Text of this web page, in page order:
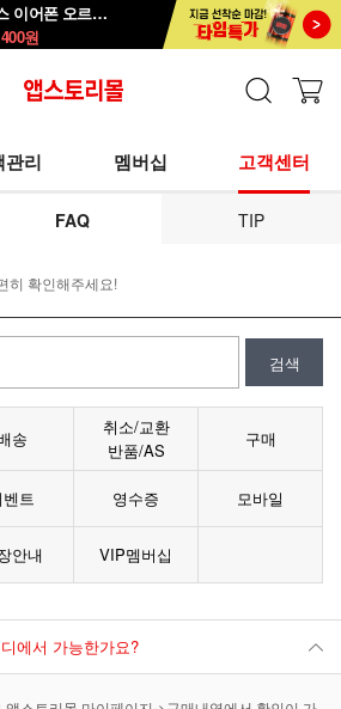
너츠 블루투스 이어폰 오르골 T90
원
관리 멤버십 고객센터
FAQ TIP
히 확인해주세요!
송
취소/교환
반품/AS
구매
벤트 영수증 모바일
안내 VIP멤버십
에서 가능한가요?